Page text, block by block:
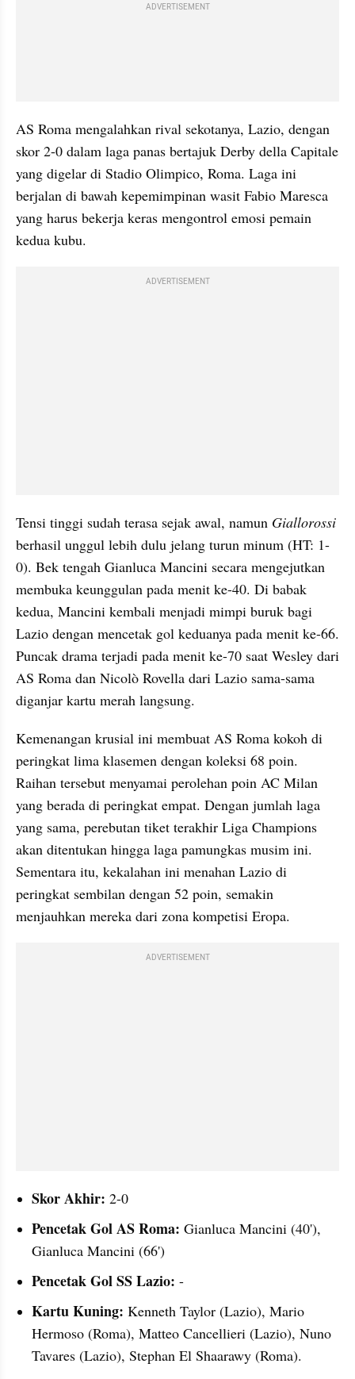
ADVERTISEMENT
AS Roma mengalahkan rival sekotanya, Lazio, dengan
skor 2-0 dalam laga panas bertajuk Derby della Capitale
yang digelar di Stadio Olimpico, Roma. Laga ini
berjalan di bawah kepemimpinan wasit Fabio Maresca
yang harus bekerja keras mengontrol emosi pemain
kedua kubu.
ADVERTISEMENT
Tensi tinggi sudah terasa sejak awal, namun Giallorossi
berhasil unggul lebih dulu jelang turun minum (HT: 1-
0). Bek tengah Gianluca Mancini secara mengejutkan
membuka keunggulan pada menit ke-40. Di babak
kedua, Mancini kembali menjadi mimpi buruk bagi
Lazio dengan mencetak gol keduanya pada menit ke-66.
Puncak drama terjadi pada menit ke-70 saat Wesley dari
AS Roma dan Nicolò Rovella dari Lazio sama-sama
diganjar kartu merah langsung.
Kemenangan krusial ini membuat AS Roma kokoh di
peringkat lima klasemen dengan koleksi 68 poin.
Raihan tersebut menyamai perolehan poin AC Milan
yang berada di peringkat empat. Dengan jumlah laga
yang sama, perebutan tiket terakhir Liga Champions
akan ditentukan hingga laga pamungkas musim ini.
Sementara itu, kekalahan ini menahan Lazio di
peringkat sembilan dengan 52 poin, semakin
menjauhkan mereka dari zona kompetisi Eropa.
ADVERTISEMENT
Skor Akhir: 2-0
Pencetak Gol AS Roma: Gianluca Mancini (40'),
Gianluca Mancini (66')
Pencetak Gol SS Lazio: -
Kartu Kuning: Kenneth Taylor (Lazio), Mario
Hermoso (Roma), Matteo Cancellieri (Lazio), Nuno
Tavares (Lazio), Stephan El Shaarawy (Roma).